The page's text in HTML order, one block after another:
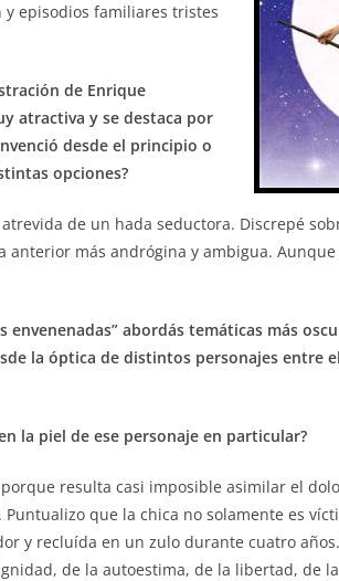
episodios familiares tristes
de Enrique
atractiva y se destaca por
desde el principio o
opciones?
de un hada seductora. Discrepé
anterior más andrógina y ambigua.
abordás temáticas más
la óptica de distintos personajes entre
la piel de ese personaje en particular?
resulta casi imposible asimilar el
que la chica no solamente es
y recluída en un zulo durante cuatro
de la autoestima, de la libertad, de